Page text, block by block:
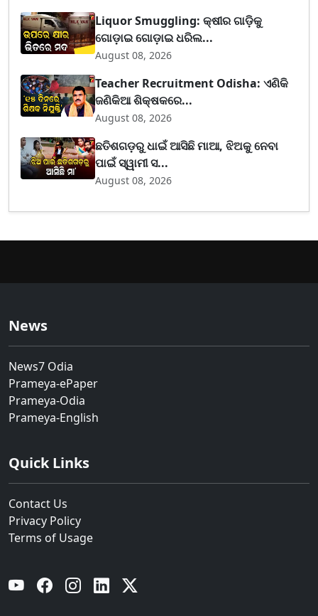
Liquor Smuggling: କ୍ଷୀର ଗାଡ଼ିକୁ
ଗୋଡ଼ାଇ ଗୋଡ଼ାଇ ଧରିଲ...
August 08, 2026
Teacher Recruitment Odisha: ଏଣିକି
ଜଣିକିଆ ଶିକ୍ଷକରେ...
August 08, 2026
ଛତିଶଗଡ଼ରୁ ଧାଇଁ ଆସିଛି ମାଆ, ଝିଅକୁ ନେବା
ପାଇଁ ସ୍ୱାମୀ ସ...
August 08, 2026
News
News7 Odia
Prameya-ePaper
Prameya-Odia
Prameya-English
Quick Links
Contact Us
Privacy Policy
Terms of Usage
YouTube Facebook Instagram Linkedin